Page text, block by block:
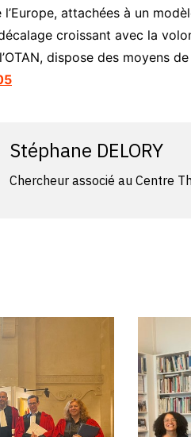
attachées à un
croissant avec la
dispose des moyens
Stéphane DELORY
Chercheur associé au Centre